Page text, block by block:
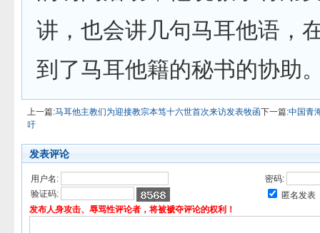
讲，也会讲几句马耳他语，
到了马耳他籍的秘书的协助
上一篇:马耳他主教们为迎接教宗本笃十六世首次来访发表牧函下一篇:中国青
吁
发表评论
用户名:
密码:
验证码:
匿名发表
发布人身攻击、辱骂性评论者，将被褫夺评论的权利！